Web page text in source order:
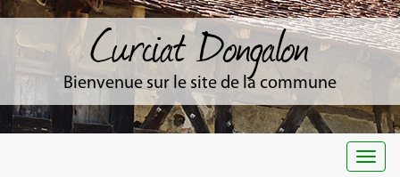
Curciat Dongalon
Bienvenue sur le site de la commune